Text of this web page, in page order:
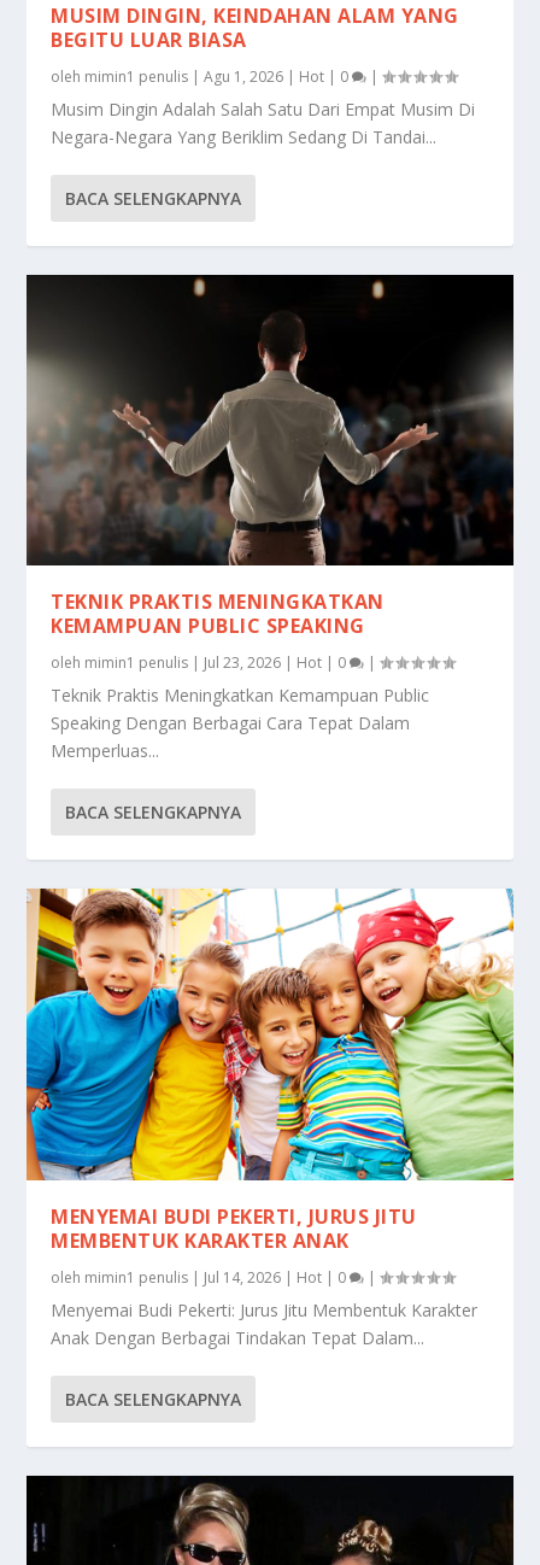
MUSIM DINGIN, KEINDAHAN ALAM YANG
BEGITU LUAR BIASA
oleh mimin1 penulis |Agu 1, 2026 | Hot | 0 |
Musim Dingin Adalah Salah Satu Dari Empat Musim Di
Negara-Negara Yang Beriklim Sedang Di Tandai...
BACA SELENGKAPNYA
TEKNIK PRAKTIS MENINGKATKAN
KEMAMPUAN PUBLIC SPEAKING
oleh mimin1 penulis | Jul 23, 2026 | Hot | 0 |
Teknik Praktis Meningkatkan Kemampuan Public
Speaking Dengan Berbagai Cara Tepat Dalam
Memperluas...
BACA SELENGKAPNYA
MENYEMAI BUDI PEKERTI, JURUS JITU
MEMBENTUK KARAKTER ANAK
oleh mimin1 penulis | Jul 14, 2026 | Hot | 0 |
Menyemai Budi Pekerti: Jurus Jitu Membentuk Karakter
Anak Dengan Berbagai Tindakan Tepat Dalam...
BACA SELENGKAPNYA